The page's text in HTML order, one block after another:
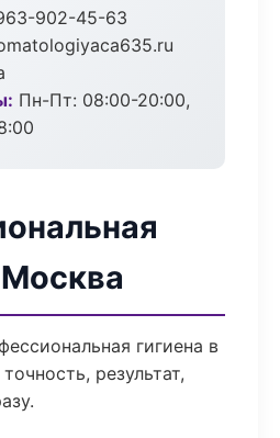
902-45-63
Пн-Пт: 08:00-20:00,
Москва
гигиена в
результат,